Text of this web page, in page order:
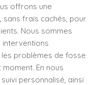
offrons une
sans frais cachés, pour
Nous sommes
interventions
les problèmes de fosse
En nous
personnalisé, ainsi